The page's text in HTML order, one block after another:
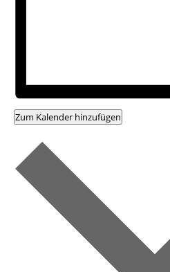
Zum Kalender hinzufügen